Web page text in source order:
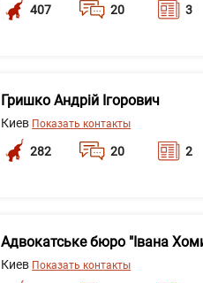
407 20 3
Гришко Андрій Ігорович
Киев Показать контакты
282 20 2
Адвокатське бюро "Івана
Киев Показать контакты